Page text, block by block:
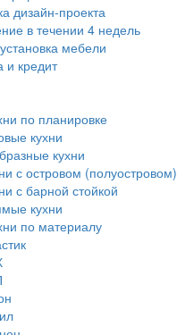
дизайн-проекта
в течении 4 недель
мебели
и кредит
по планировке
кухни
кухни
с островом (полуостровом)
с барной стойкой
кухни
по материалу